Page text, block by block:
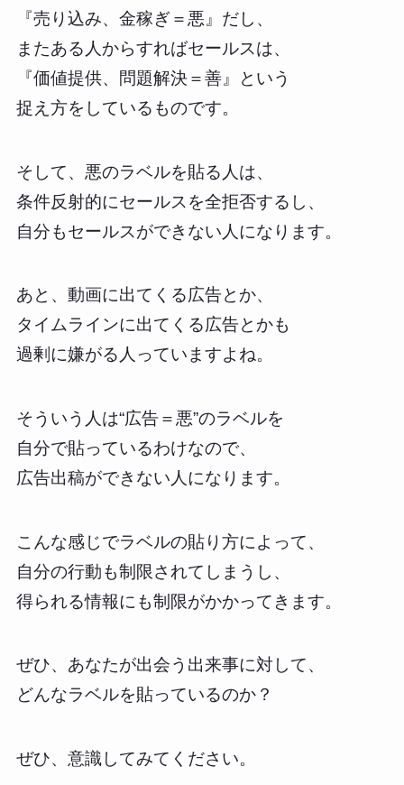
『売り込み、金稼ぎ＝悪』だし、
またある人からすればセールスは、
『価値提供、問題解決＝善』という
捉え方をしているものです。
そして、悪のラベルを貼る人は、
条件反射的にセールスを全拒否するし、
自分もセールスができない人になります。
あと、動画に出てくる広告とか、
タイムラインに出てくる広告とかも
過剰に嫌がる人っていますよね。
そういう人は“広告＝悪”のラベルを
自分で貼っているわけなので、
広告出稿ができない人になります。
こんな感じでラベルの貼り方によって、
自分の行動も制限されてしまうし、
得られる情報にも制限がかかってきます。
ぜひ、あなたが出会う出来事に対して、
どんなラベルを貼っているのか？
ぜひ、意識してみてください。